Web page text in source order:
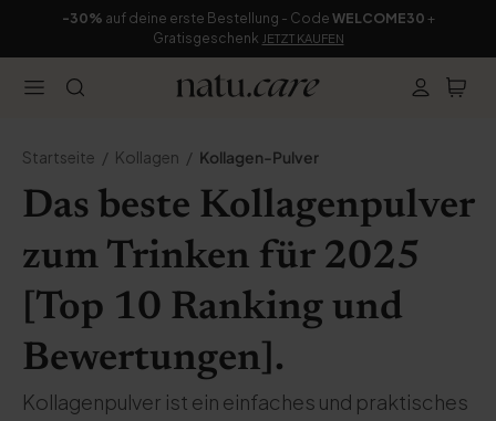
-30% auf deine erste Bestellung - Code WELCOME30 +
Gratisgeschenk JETZT KAUFEN
Startseite Kollagen Kollagen-Pulver
Das beste Kollagenpulver
zum Trinken für 2025
[Top 10 Ranking und
Bewertungen].
Kollagenpulver ist ein einfaches und praktisches